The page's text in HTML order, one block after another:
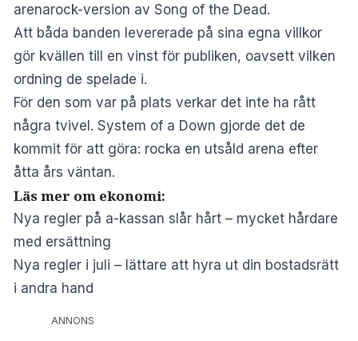
arenarock-version av Song of the Dead.
Att båda banden levererade på sina egna villkor
gör kvällen till en vinst för publiken, oavsett vilken
ordning de spelade i.
För den som var på plats verkar det inte ha rått
några tvivel. System of a Down gjorde det de
kommit för att göra: rocka en utsåld arena efter
åtta års väntan.
Läs mer om ekonomi:
Nya regler på a-kassan slår hårt – mycket hårdare
med ersättning
Nya regler i juli – lättare att hyra ut din bostadsrätt
i andra hand
ANNONS